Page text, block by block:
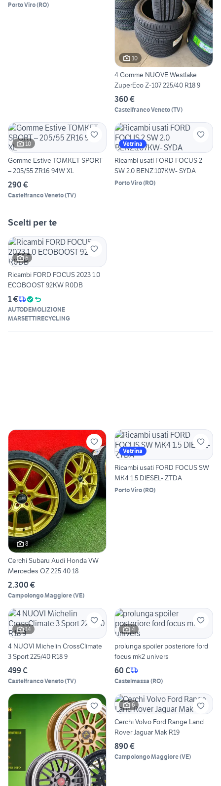
Porto Viro(RO)
10
4 Gomme NUOVE Westlake
ZuperEco Z-107 225/40 R18 9
360 €
Castelfranco Veneto(TV)
10
Gomme Estive TOMKET SPORT
– 205/55 ZR16 94W XL
290 €
Castelfranco Veneto(TV)
Vetrina
Ricambi usati FORD FOCUS 2
SW 2.0 BENZ.107KW- SYDA
Porto Viro(RO)
Scelti per te
6
Ricambi FORD FOCUS 2023 1.0
ECOBOOST 92KW R0DB
1 €
AUTODEMOLIZIONE
MARSETTIRECYCLING
8
Cerchi Subaru Audi Honda VW
Mercedes OZ 225 40 18
2.300 €
Campolongo Maggiore(VE)
Vetrina
Ricambi usati FORD FOCUS SW
MK4 1.5 DIESEL- ZTDA
Porto Viro(RO)
14
4 NUOVI Michelin CrossClimate
3 Sport 225/40 R18 9
499 €
Castelfranco Veneto(TV)
4
prolunga spoiler posteriore ford
focus mk2 univers
60 €
Castelmassa (RO)
6
Cerchi Volvo Ford Range Land
Rover Jaguar Mak R19
890 €
Campolongo Maggiore(VE)